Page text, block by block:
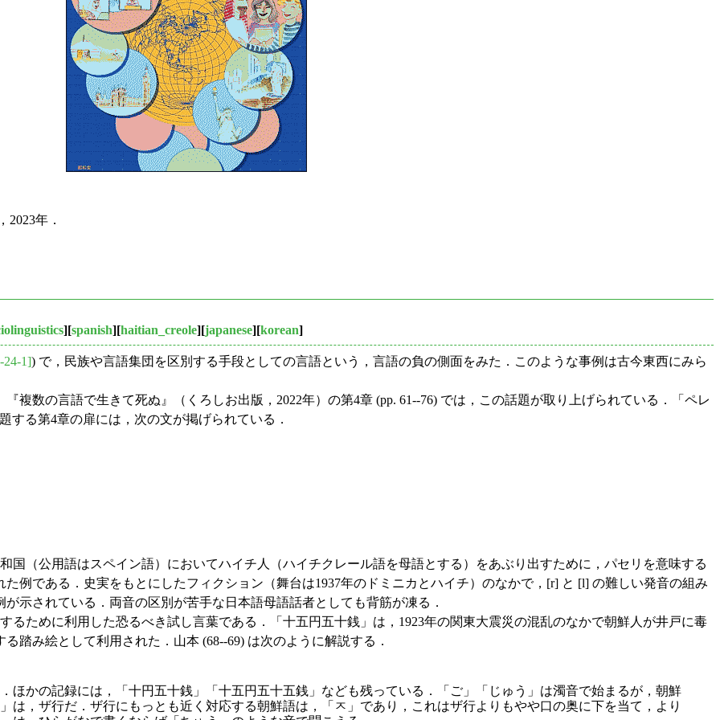
年．
][spanish][haitian_creole][japanese][korean]
24-1]) で，民族や言語集団を区別する手段としての言語という，言語の負の側面をみた．このような事例は古今東西にみら
『複数の言語で生きて死ぬ』（くろしお出版，2022年）の第4章 (pp. 61--76) では，この話題が取り上げられている．「ペレ
する第4章の扉には，次の文が掲げられている．
（公用語はスペイン語）においてハイチ人（ハイチクレール語を母語とする）をあぶり出すために，パセリを意味する
例である．史実をもとにしたフィクション（舞台は1937年のドミニカとハイチ）のなかで，[r] と [l] の難しい発音の組み
示されている．両音の区別が苦手な日本語母語話者としても背筋が凍る．
ために利用した恐るべき試し言葉である．「十五円五十銭」は，1923年の関東大震災の混乱のなかで朝鮮人が井戸に毒
踏み絵として利用された．山本 (68--69) は次のように解説する．
かの記録には，「十円五十銭」「十五円五十五銭」なども残っている．「ご」「じゅう」は濁音で始まるが，朝鮮
は，ザ行だ．ザ行にもっとも近く対応する朝鮮語は，「ㅈ」であり，これはザ行よりもやや口の奥に下を当て，より